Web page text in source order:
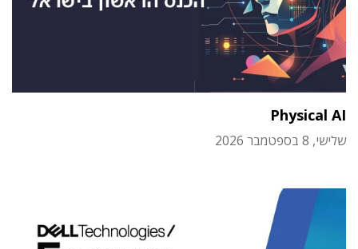
Physical AI
שלישי, 8 בספטמבר 2026